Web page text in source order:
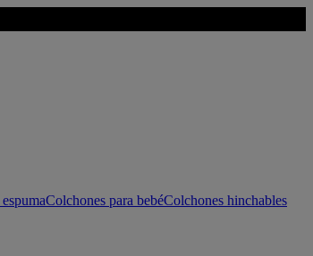
Colchones para bebéColchones hinchables